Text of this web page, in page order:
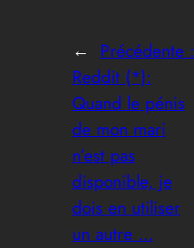
← Précédente :
Reddit (*):
Quand le pénis
de mon mari
n’est pas
disponible, je
dois en utiliser
un autre …